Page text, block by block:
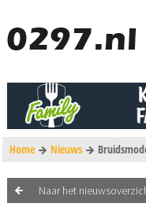
Home Nieuws
Naar het